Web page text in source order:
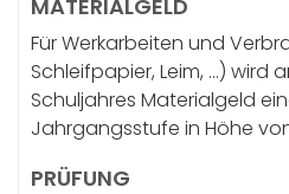
MATERIALGELD
Für Werkarbeiten und
Schleifpapier, Leim, …) wird
Schuljahres Materialgeld
Jahrgangsstufe in Höhe von
PRÜFUNG